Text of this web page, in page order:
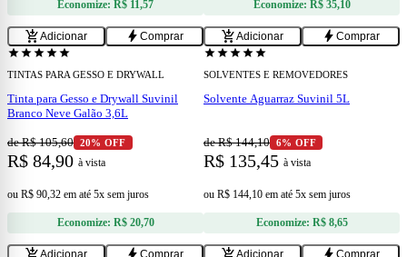
Economize: R$ 11,57
add_shopping_cartAdicionar bolt Comprar
Economize: R$ 35,10
add_shopping_cartAdicionar bolt Comprar
add
starstarstarstarstar
TINTAS PARA GESSO E DRYWALL
Tinta para Gesso e Drywall Suvinil
Branco Neve Galão 3,6L
de R$ 105,60 20% OFF
R$ 84,90 à vista
ou R$ 90,32 em até 5x sem juros
Economize: R$ 20,70
add
starstarstarstarstar
SOLVENTES E REMOVEDORES
Solvente Aguarraz Suvinil 5L
de R$ 144,10 6% OFF
R$ 135,45 à vista
ou R$ 144,10 em até 5x sem juros
Economize: R$ 8,65
add add